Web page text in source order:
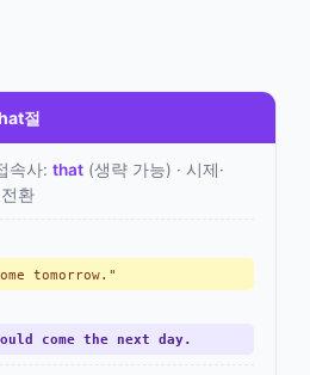
절
속사: that(생략 가능) · 시제·
환
tomorrow."
come the next day.